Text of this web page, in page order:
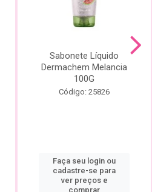
Sabonete Líquido
Dermachem Melancia
100G
Código: 25826
Faça seu login ou
cadastre-se para
ver preços e
comprar